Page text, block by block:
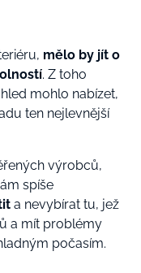
mělo by jít o
. Z toho
mohlo nabízet,
ten nejlevnější
výrobců,
spíše
a nevybírat tu, jež
a mít problémy
počasím.